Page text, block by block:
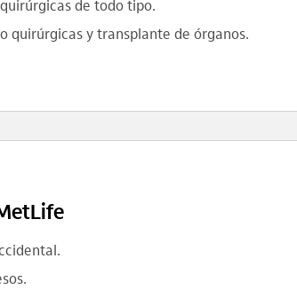
de todo tipo.
quirúrgicas y transplante de órganos.